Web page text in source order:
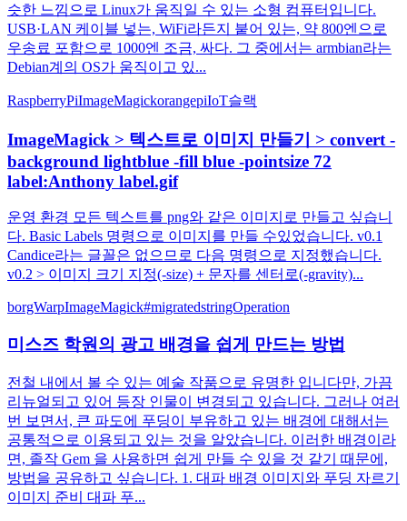
슷한 느낌으로 Linux가 움직일 수 있는 소형 컴퓨터입니다.
USB·LAN 케이블 넣는, WiFi라든지 붙어 있는, 약 800엔으로
우송료 포함으로 1000엔 조금, 싸다. 그 중에서는 armbian라는
Debian계의 OS가 움직이고 있...
RaspberryPiImageMagickorangepiIoT슬랙
ImageMagick > 텍스트로 이미지 만들기 > convert -
background lightblue -fill blue -pointsize 72
label:Anthony label.gif
운영 환경 모든 텍스트를 png와 같은 이미지로 만들고 싶습니
다. Basic Labels 명령으로 이미지를 만들 수있었습니다. v0.1
Candice라는 글꼴은 없으므로 다음 명령으로 지정했습니다.
v0.2 > 이미지 크기 지정(-size) + 문자를 센터로(-gravity)...
borgWarpImageMagick#migratedstringOperation
미스즈 학원의 광고 배경을 쉽게 만드는 방법
전철 내에서 볼 수 있는 예술 작품으로 유명한 입니다만, 가끔
리뉴얼되고 있어 등장 인물이 변경되고 있습니다. 그러나 여러
번 보면서, 큰 파도에 푸딩이 부유하고 있는 배경에 대해서는
공통적으로 이용되고 있는 것을 알았습니다. 이러한 배경이라
면, 졸작 Gem 을 사용하면 쉽게 만들 수 있을 것 같기 때문에,
방법을 공유하고 싶습니다. 1. 대파 배경 이미지와 푸딩 자르기
이미지 준비 대파 푸...